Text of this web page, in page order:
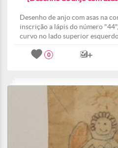
Desenho de anjo com asas na
inscrição a lápis do número
curvo no lado superior esquerdo
0